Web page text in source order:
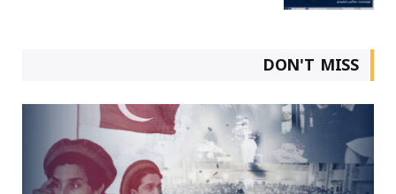
DON'T MISS